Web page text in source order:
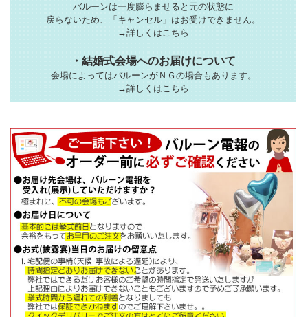
バルーンは一度膨らませると元の状態に
戻らないため、「キャンセル」はお受けできません。
→詳しくはこちら
・結婚式会場へのお届けについて
会場によってはバルーンがＮＧの場合もあります。
→詳しくはこちら